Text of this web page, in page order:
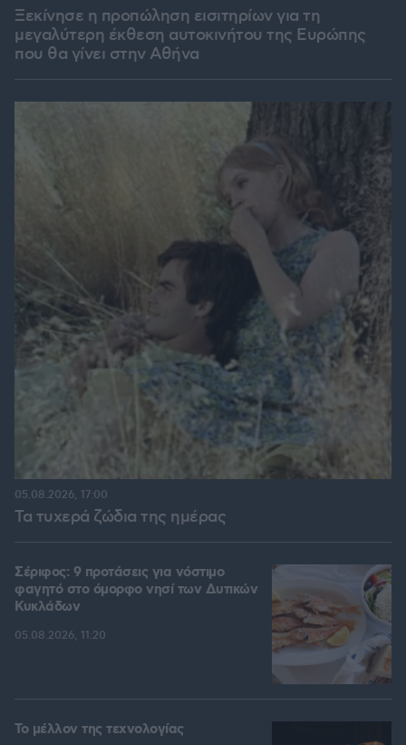
Ξεκίνησε η προπώληση εισιτηρίων για τη
μεγαλύτερη έκθεση αυτοκινήτου της Ευρώπης
που θα γίνει στην Αθήνα
Τα τυχερά ζώδια της ημέρας
05.08.2026, 17:00
Σέριφος: 9 προτάσεις για νόστιμο
φαγητό στο όμορφο νησί των Δυτικών
Κυκλάδων
05.08.2026, 11:20
Το μέλλον της τεχνολογίας